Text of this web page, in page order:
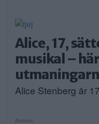
Alice, 17,
musikal –
Alice Stenberg är
Annons: